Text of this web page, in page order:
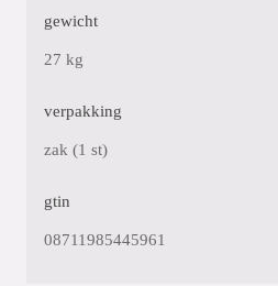
gewicht
27 kg
verpakking
zak (1 st)
gtin
08711985445961